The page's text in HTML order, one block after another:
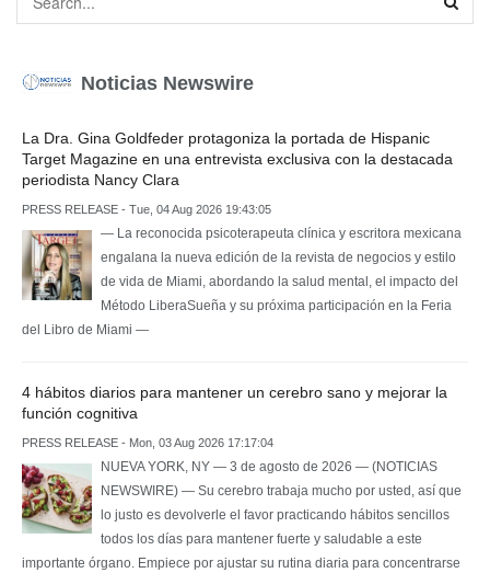
Noticias Newswire
La Dra. Gina Goldfeder protagoniza la portada de Hispanic
Target Magazine en una entrevista exclusiva con la destacada
periodista Nancy Clara
PRESS RELEASE - Tue, 04 Aug 2026 19:43:05
— La reconocida psicoterapeuta clínica y escritora mexicana
engalana la nueva edición de la revista de negocios y estilo
de vida de Miami, abordando la salud mental, el impacto del
Método LiberaSueña y su próxima participación en la Feria
del Libro de Miami —
4 hábitos diarios para mantener un cerebro sano y mejorar la
función cognitiva
PRESS RELEASE - Mon, 03 Aug 2026 17:17:04
NUEVA YORK, NY — 3 de agosto de 2026 — (NOTICIAS
NEWSWIRE) — Su cerebro trabaja mucho por usted, así que
lo justo es devolverle el favor practicando hábitos sencillos
todos los días para mantener fuerte y saludable a este
importante órgano. Empiece por ajustar su rutina diaria para concentrarse